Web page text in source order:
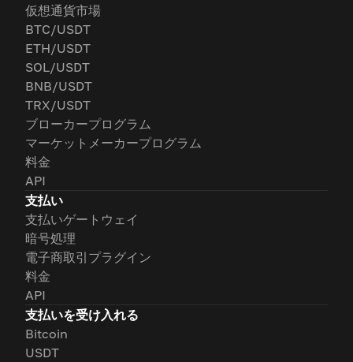
仮想通貨市場
BTC/USDT
ETH/USDT
SOL/USDT
BNB/USDT
TRX/USDT
ブローカープログラム
マーケットメーカープログラム
料金
API
支払い
支払いゲートウェイ
暗号処理
電子商取引プラグイン
料金
API
支払いを受け入れる
Bitcoin
USDT